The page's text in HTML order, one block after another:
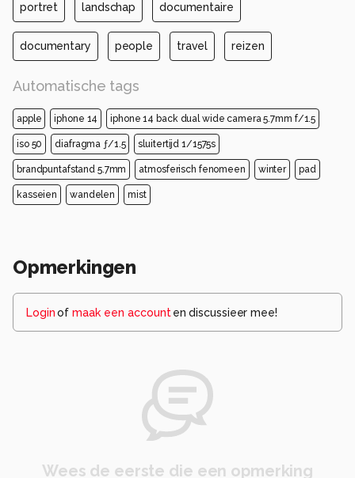
portret landschap documentaire
documentary people travel reizen
Automatische tags
apple iphone 14 iphone 14 back dual wide camera 5.7mm f/1.5
iso 50 diafragma ƒ/1.5 sluitertijd 1/1575s
brandpuntafstand 5.7mm atmosferisch fenomeen winter pad
kasseien wandelen mist
Opmerkingen
Loginof maak een account en discussieer mee!
Wees de eerste die een opmerking